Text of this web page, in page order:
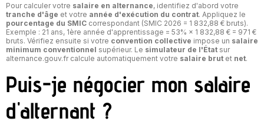
Pour calculer votre salaire en alternance, identifiez d'abord votre
tranche d'âge et votre année d'exécution du contrat. Appliquez le
pourcentage du SMIC correspondant (SMIC 2026 = 1 832,88 € bruts).
Exemple : 21 ans, 1ère année d'apprentissage = 53% × 1 832,88 € = 971 €
bruts. Vérifiez ensuite si votre convention collective impose un salaire
minimum conventionnel supérieur. Le simulateur de l'État sur
alternance.gouv.fr calcule automatiquement votre salaire brut et net.
Puis-je négocier mon salaire
d'alternant ?